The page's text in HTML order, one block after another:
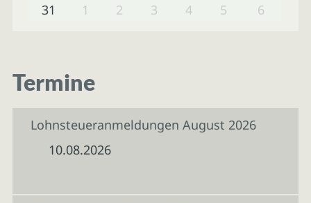
31
1 2 3 4 5 6
Termine
Lohnsteueranmeldungen August 2026
10.08.2026